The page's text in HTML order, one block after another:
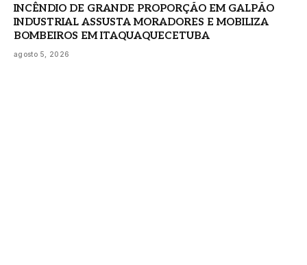
INCÊNDIO DE GRANDE PROPORÇÃO EM GALPÃO
INDUSTRIAL ASSUSTA MORADORES E MOBILIZA
BOMBEIROS EM ITAQUAQUECETUBA
agosto 5, 2026